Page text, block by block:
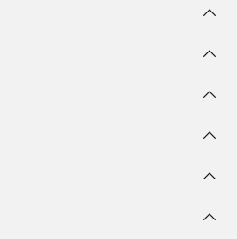
Notfalls nimmt man
eben alleine darin, hat dafür
von einem Doppelbett.
und Lattenrost
nicht gestört wird. Aber auch
Variante mit einer Breite von